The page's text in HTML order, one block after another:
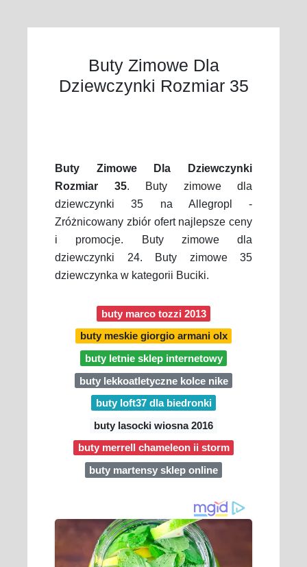
Buty Zimowe Dla
Dziewczynki Rozmiar 35
Buty Zimowe Dla Dziewczynki
Rozmiar 35. Buty zimowe dla
dziewczynki 35 na Allegropl -
Zróżnicowany zbiór ofert najlepsze ceny
i promocje. Buty zimowe dla
dziewczynki 24. Buty zimowe 35
dziewczynka w kategorii Buciki.
buty marco tozzi 2013
buty meskie giorgio armani olx
buty letnie sklep internetowy
buty lekkoatletyczne kolce nike
buty loft37 dla biedronki
buty lasocki wiosna 2016
buty merrell chameleon ii storm
buty martensy sklep online